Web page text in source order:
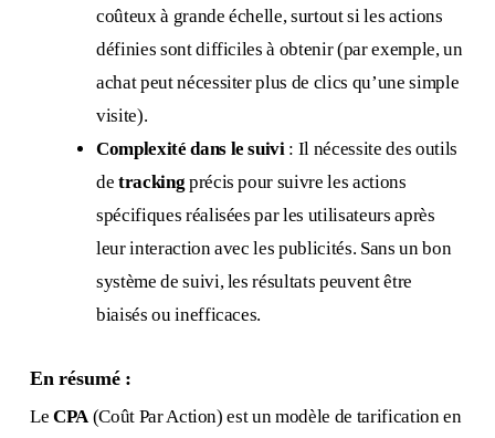
coûteux à grande échelle, surtout si les actions
définies sont difficiles à obtenir (par exemple, un
achat peut nécessiter plus de clics qu’une simple
visite).
Complexité dans le suivi: Il nécessite des outils
de tracking précis pour suivre les actions
spécifiques réalisées par les utilisateurs après
leur interaction avec les publicités. Sans un bon
système de suivi, les résultats peuvent être
biaisés ou inefficaces.
En résumé :
Le CPA(Coût Par Action) est un modèle de tarification en